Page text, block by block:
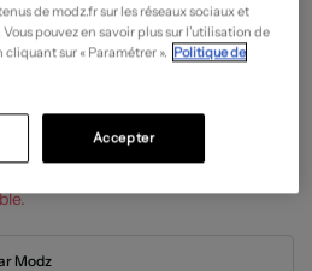
?
Modz
de modz.fr sur les réseaux sociaux et
pouvez en savoir plus sur l’utilisation de
sur « Paramétrer ». Politique de
Accepter